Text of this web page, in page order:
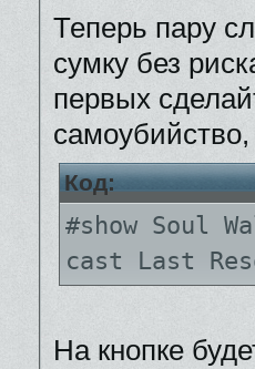
Теперь пару
сумку без
первых
Код:
#show Soul
cast Last
На кнопке